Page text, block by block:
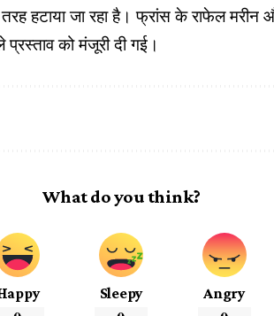
हटाया जा रहा है। फ्रांस के राफेल
प्रस्ताव को मंजूरी दी गई।
What do you think?
Sleepy Angry